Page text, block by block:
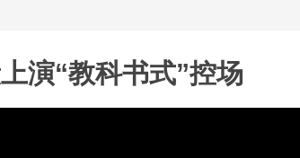
演“教科书式”控场